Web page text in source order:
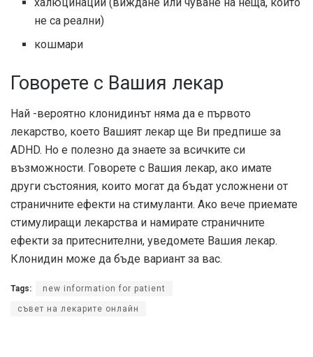
не са реални)
кошмари
Говорете с Вашия лекар
Най -вероятно клонидинът няма да е първото
лекарство, което Вашият лекар ще Ви предпише за
ADHD. Но е полезно да знаете за всичките си
възможности. Говорете с Вашия лекар, ако имате
други състояния, които могат да бъдат усложнени от
страничните ефекти на стимуланти. Ако вече приемате
стимулиращи лекарства и намирате страничните
ефекти за притеснителни, уведомете Вашия лекар.
Клонидин може да бъде вариант за вас.
Tags: new information for patient
съвет на лекарите онлайн